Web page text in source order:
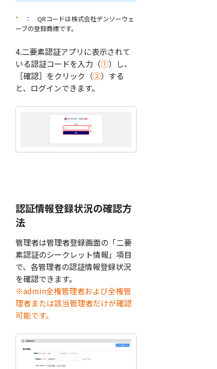
* ： QRコードは株式会社デンソーウェ
ーブの登録商標です。
4.二要素認証アプリに表示されて
いる認証コードを入力（①）し、
［確認］をクリック（②）する
と、ログインできます。
認証情報登録状況の確認方
法
管理者は管理者登録画面の「二要
素認証のシークレット情報」項目
で、各管理者の認証情報登録状況
を確認できます。
※admin全権管理者および全権管
理者または該当管理者だけが確認
可能です。